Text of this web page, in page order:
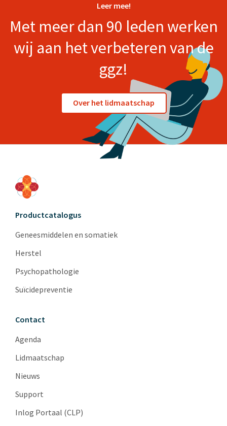
Leer mee!
Met meer dan 90 leden werken
wij aan het verbeteren van de
ggz!
Over het lidmaatschap
Productcatalogus
Geneesmiddelen en somatiek
Herstel
Psychopathologie
Suïcidepreventie
Contact
Agenda
Lidmaatschap
Nieuws
Support
Inlog Portaal (CLP)